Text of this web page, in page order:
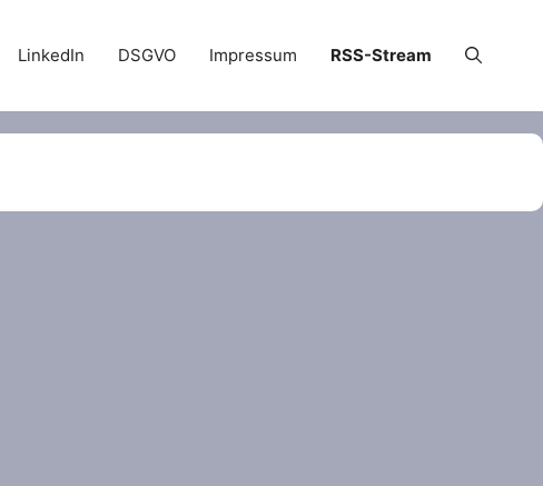
LinkedIn DSGVO Impressum RSS-Stream